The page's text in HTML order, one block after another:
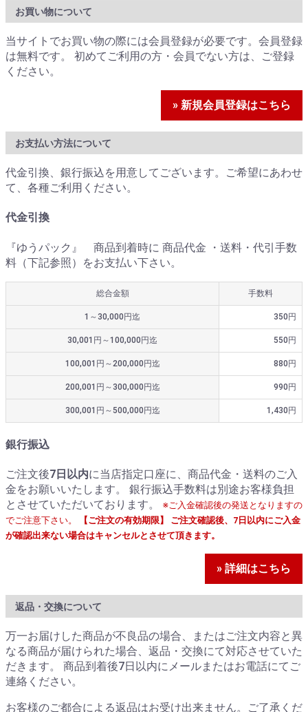
お買い物について
当サイトでお買い物の際には会員登録が必要です。会員登録
は無料です。 初めてご利用の方・会員でない方は、ご登録
ください。
» 新規会員登録はこちら
お支払い方法について
代金引換、銀行振込を用意してございます。ご希望にあわせ
て、各種ご利用ください。
代金引換
『ゆうパック』 商品到着時に 商品代金 ・送料・代引手数
料（下記参照）をお支払い下さい。
総合金額 手数料
1～30,000円迄 350円
30,001円～100,000円迄 550円
100,001円～200,000円迄 880円
200,001円～300,000円迄 990円
300,001円～500,000円迄 1,430円
銀行振込
ご注文後7日以内に当店指定口座に、商品代金・送料のご入
金をお願いいたします。 銀行振込手数料は別途お客様負担
とさせていただいております。
※ご入金確認後の発送となりますの
でご注意下さい。
【ご注文の有効期限】 ご注文確認後、7日以内にご入金
が確認出来ない場合はキャンセルとさせて頂きます。
» 詳細はこちら
返品・交換について
万一お届けした商品が不良品の場合、またはご注文内容と異
なる商品が届けられた場合、返品・交換にて対応させていた
だきます。 商品到着後7日以内にメールまたはお電話にてご
連絡ください。
お客様のご都合による返品はお受け出来ません。ご了承くだ